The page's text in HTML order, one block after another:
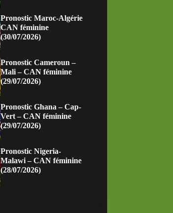
Pronostic Maroc-Algérie
CAN féminine
(30/07/2026)
Pronostic Cameroun –
Mali – CAN féminine
(29/07/2026)
Pronostic Ghana – Cap-
Vert – CAN féminine
(29/07/2026)
Pronostic Nigeria-
Malawi – CAN féminine
(28/07/2026)